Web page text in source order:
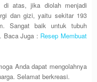
di atas, jika diolah menjadi
dan gizi, yaitu sekitar 193
Sangat baik untuk tubuh
Baca Juga : Resep Membuat
Anda dapat mengolahnya
Selamat berkreasi.